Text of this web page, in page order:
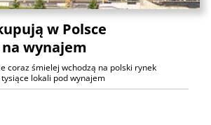
w Polsce
wynajem
coraz śmielej wchodzą na polski rynek
lokali pod wynajem